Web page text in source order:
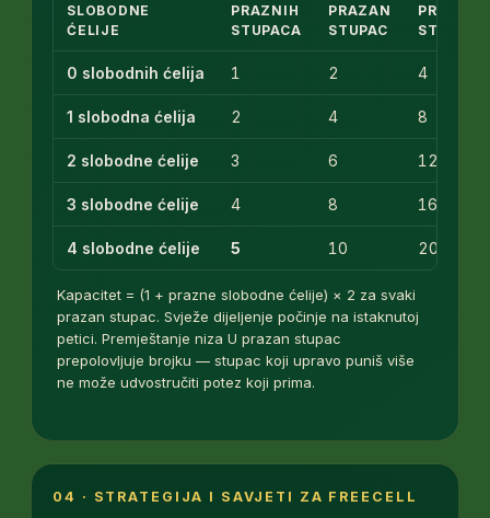
SLOBODNE
ĆELIJE
PRAZNIH
STUPACA
PRAZAN
STUPAC
PRAZNA
STUPCA
0 slobodnih ćelija 1 2 4
1 slobodna ćelija 2 4 8
2 slobodne ćelije 3 6 12
3 slobodne ćelije 4 8 16
4 slobodne ćelije 5 10 20
Kapacitet = (1 + prazne slobodne ćelije) × 2 za svaki
prazan stupac. Svježe dijeljenje počinje na istaknutoj
petici. Premještanje niza U prazan stupac
prepolovljuje brojku — stupac koji upravo puniš više
ne može udvostručiti potez koji prima.
04 · STRATEGIJA I SAVJETI ZA FREECELL